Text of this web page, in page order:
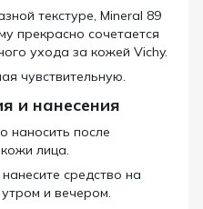
текстуре, Mineral 89
прекрасно сочетается
ухода за кожей Vichy.
чувствительную.
и нанесения
наносить после
лица.
средство на
и вечером.